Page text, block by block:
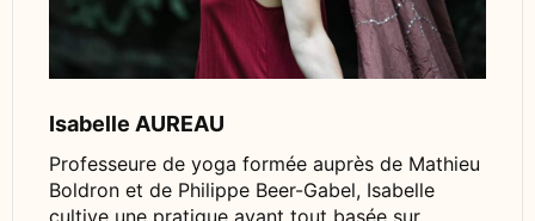
Isabelle AUREAU
Professeure de yoga formée auprès de Mathieu
Boldron et de Philippe Beer-Gabel, Isabelle
cultive une pratique avant tout basée sur